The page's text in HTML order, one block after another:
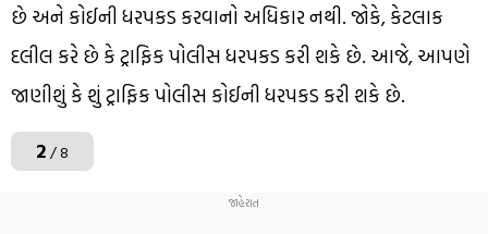
છે અને કોઈની ધરપકડ કરવાનો અધિકાર નથી. જોકે, કેટલાક
દલીલ કરે છે કે ટ્રાફિક પોલીસ ધરપકડ કરી શકે છે. આજે, આપણે
જાણીશું કે શું ટ્રાફિક પોલીસ કોઈની ધરપકડ કરી શકે છે.
2/ 8